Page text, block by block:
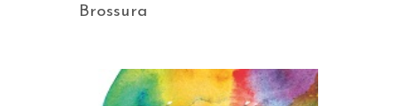
Brossura